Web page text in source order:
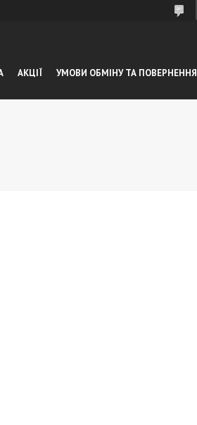
АКЦІЇ УМОВИ ОБМІНУ ТА ПОВЕРНЕННЯ